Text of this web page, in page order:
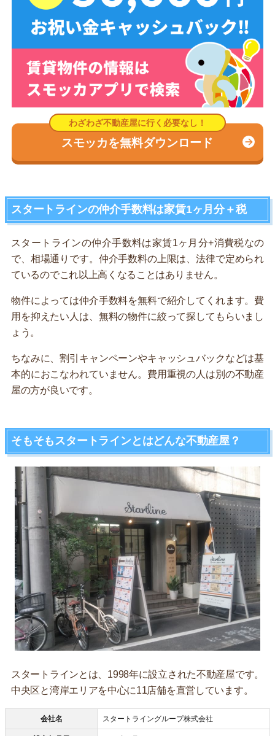
スモッカを無料ダウンロード
スタートラインの仲介手数料は家賃1ヶ月分＋税
スタートラインの仲介手数料は家賃1ヶ月分+消費税なの
で、相場通りです。仲介手数料の上限は、法律で定められ
ているのでこれ以上高くなることはありません。
物件によっては仲介手数料を無料で紹介してくれます。費
用を抑えたい人は、無料の物件に絞って探してもらいまし
ょう。
ちなみに、割引キャンペーンやキャッシュバックなどは基
本的におこなわれていません。費用重視の人は別の不動産
屋の方が良いです。
そもそもスタートラインとはどんな不動産屋？
スタートラインとは、1998年に設立された不動産屋です。
中央区と湾岸エリアを中心に11店舗を直営しています。
会社名 スタートライングループ株式会社